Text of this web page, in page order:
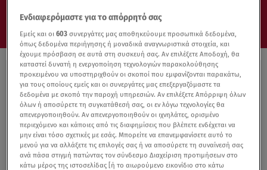
Ενδιαφερόμαστε για το απόρρητό σας
Εμείς και οι603 συνεργάτες μας αποθηκεύουμε προσωπικά δεδομένα,
όπως δεδομένα περιήγησης ή μοναδικά αναγνωριστικά στοιχεία, και
έχουμε πρόσβαση σε αυτά στη συσκευή σας. Αν επιλέξετε Αποδοχή, θα
καταστεί δυνατή η ενεργοποίηση τεχνολογιών παρακολούθησης
προκειμένου να υποστηριχθούν οι σκοποί που εμφανίζονται παρακάτω,
για τους οποίους εμείς και οι συνεργάτες μας επεξεργαζόμαστε τα
δεδομένα με σκοπό την παροχή υπηρεσιών. Αν επιλέξετε Απόρριψη όλων
όλων ή αποσύρετε τη συγκατάθεσή σας, οι εν λόγω τεχνολογίες θα
απενεργοποιηθούν. Αν απενεργοποιηθούν οι ιχνηλάτες, ορισμένο
περιεχόμενο και κάποιες από τις διαφημίσεις που βλέπετε ενδέχεται να
μην είναι τόσο σχετικές με εσάς. Μπορείτε να επανεμφανίσετε αυτό το
μενού για να αλλάξετε τις επιλογές σας ή να αποσύρετε τη συναίνεσή σας
ανά πάσα στιγμή πατώντας τον σύνδεσμο Διαχείριση προτιμήσεων στο
κάτω μέρος της ιστοσελίδας [ή το αιωρούμενο εικονίδιο στο κάτω